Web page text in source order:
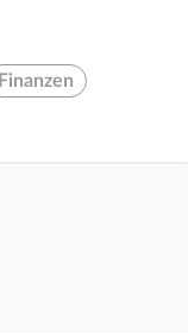
Finanzen